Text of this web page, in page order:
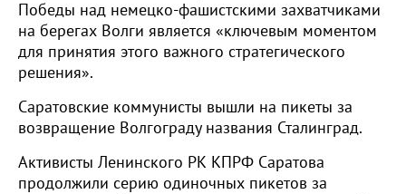
Победы над немецко-фашистскими захватчиками
на берегах Волги является «ключевым моментом
для принятия этого важного стратегического
решения».
Саратовские коммунисты вышли на пикеты за
возвращение Волгограду названия Сталинград.
Активисты Ленинского РК КПРФ Саратова
продолжили серию одиночных пикетов за